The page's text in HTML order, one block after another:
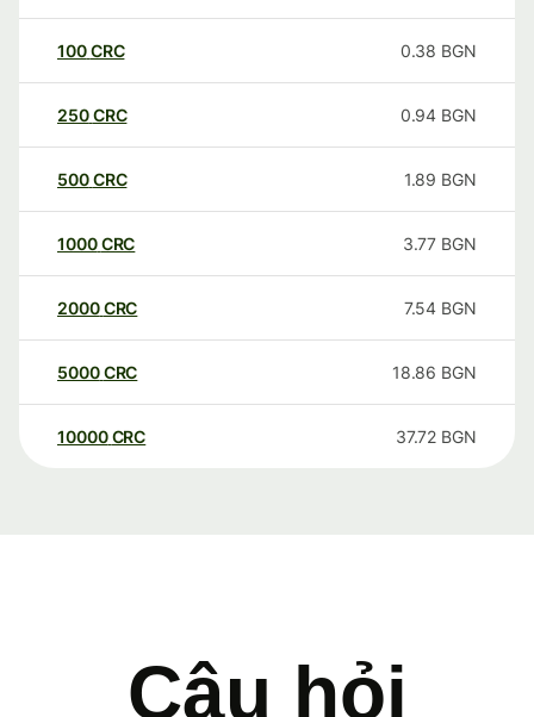
100CRC 0.38 BGN
250CRC 0.94 BGN
500CRC 1.89 BGN
1000CRC 3.77 BGN
2000CRC 7.54 BGN
5000CRC 18.86 BGN
10000 CRC 37.72 BGN
Câu hỏi